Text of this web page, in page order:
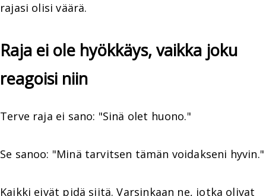
rajasi olisi väärä.
Raja ei ole hyökkäys, vaikka joku
reagoisi niin
Terve raja ei sano: "Sinä olet huono."
Se sanoo: "Minä tarvitsen tämän voidakseni hyvin."
Kaikki eivät pidä siitä. Varsinkaan ne, jotka olivat